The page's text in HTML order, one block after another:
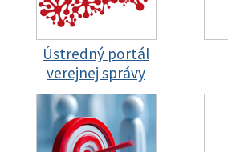
Ústredný portál
verejnej správy